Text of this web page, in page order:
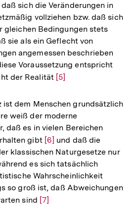
sich die Veränderungen in
vollziehen bzw. daß sich
gleichen Bedingungen stets
sie als ein Geflecht von
angemessen beschrieben
Voraussetzung entspricht
der Realität Zur
der
Fußnote
[5]
ist dem Menschen grundsätzlich
weiß der moderne
daß es in vielen Bereichen
gibt Zur
Auflösung
der
Fußnote
[6] und daß die
klassischen Naturgesetze nur
es sich tatsächlich
Wahrscheinlichkeit
so groß ist, daß Abweichungen
sind Zur
[7]